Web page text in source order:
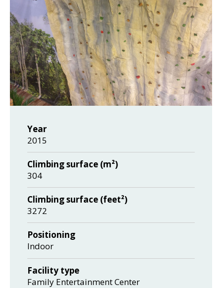
Year
2015
Climbing surface (m²)
304
Climbing surface (feet²)
3272
Positioning
Indoor
Facility type
Family Entertainment Center